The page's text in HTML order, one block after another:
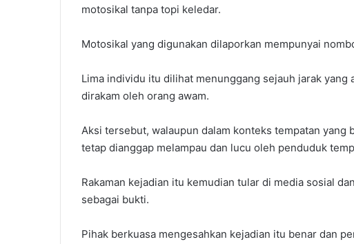
motosikal tanpa topi keledar.
Motosikal yang digunakan dilaporkan mempunyai
Lima individu itu dilihat menunggang sejauh jarak yang
dirakam oleh orang awam.
Aksi tersebut, walaupun dalam konteks tempatan yang
tetap dianggap melampau dan lucu oleh penduduk
Rakaman kejadian itu kemudian tular di media sosial
sebagai bukti.
Pihak berkuasa mengesahkan kejadian itu benar dan